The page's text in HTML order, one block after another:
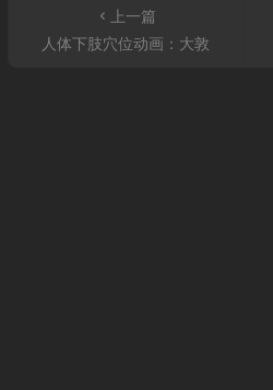
上一篇
人体下肢穴位动画：大敦